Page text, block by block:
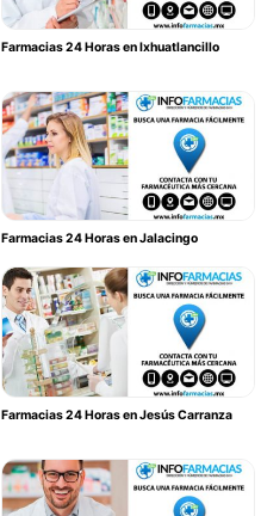
Farmacias 24 Horas en Ixhuatlancillo
Farmacias 24 Horas en Jalacingo
Farmacias 24 Horas en Jesús Carranza